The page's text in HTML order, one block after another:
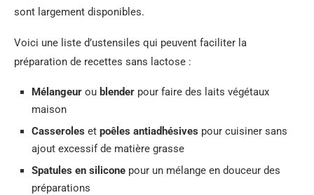
sont largement disponibles.
Voici une liste d’ustensiles qui peuvent faciliter la
préparation de recettes sans lactose :
Mélangeur ou blender pour faire des laits végétaux
maison
Casseroles et poêles antiadhésives pour cuisiner sans
ajout excessif de matière grasse
Spatules en silicone pour un mélange en douceur des
préparations